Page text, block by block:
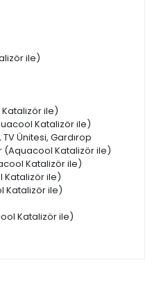
ile)
ile)
Katalizör ile)
Ünitesi, Gardırop
(Aquacool Katalizör ile)
Katalizör ile)
Katalizör ile)
Katalizör ile)
Katalizör ile)